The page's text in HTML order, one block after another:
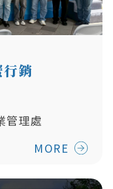
銷
管理處
MORE